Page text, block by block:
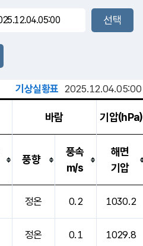
장호원
기상실황표 2025.12.04.05:00
바람 기압(hPa)
풍향
풍속
m/s
해면
기압
정온 0.2 1030.2
정온 0.1 1029.8